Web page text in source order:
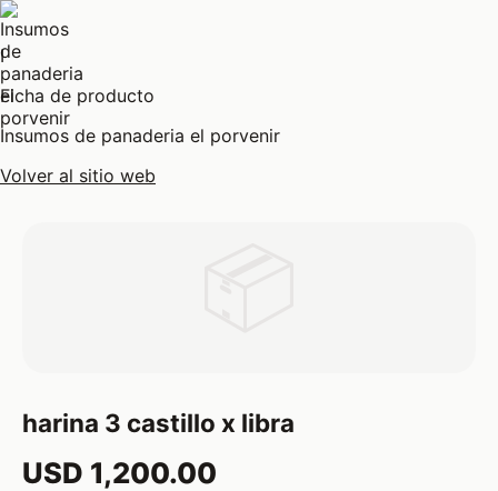
I
Ficha de producto
Insumos de panaderia el porvenir
Volver al sitio web
harina 3 castillo x libra
USD 1,200.00